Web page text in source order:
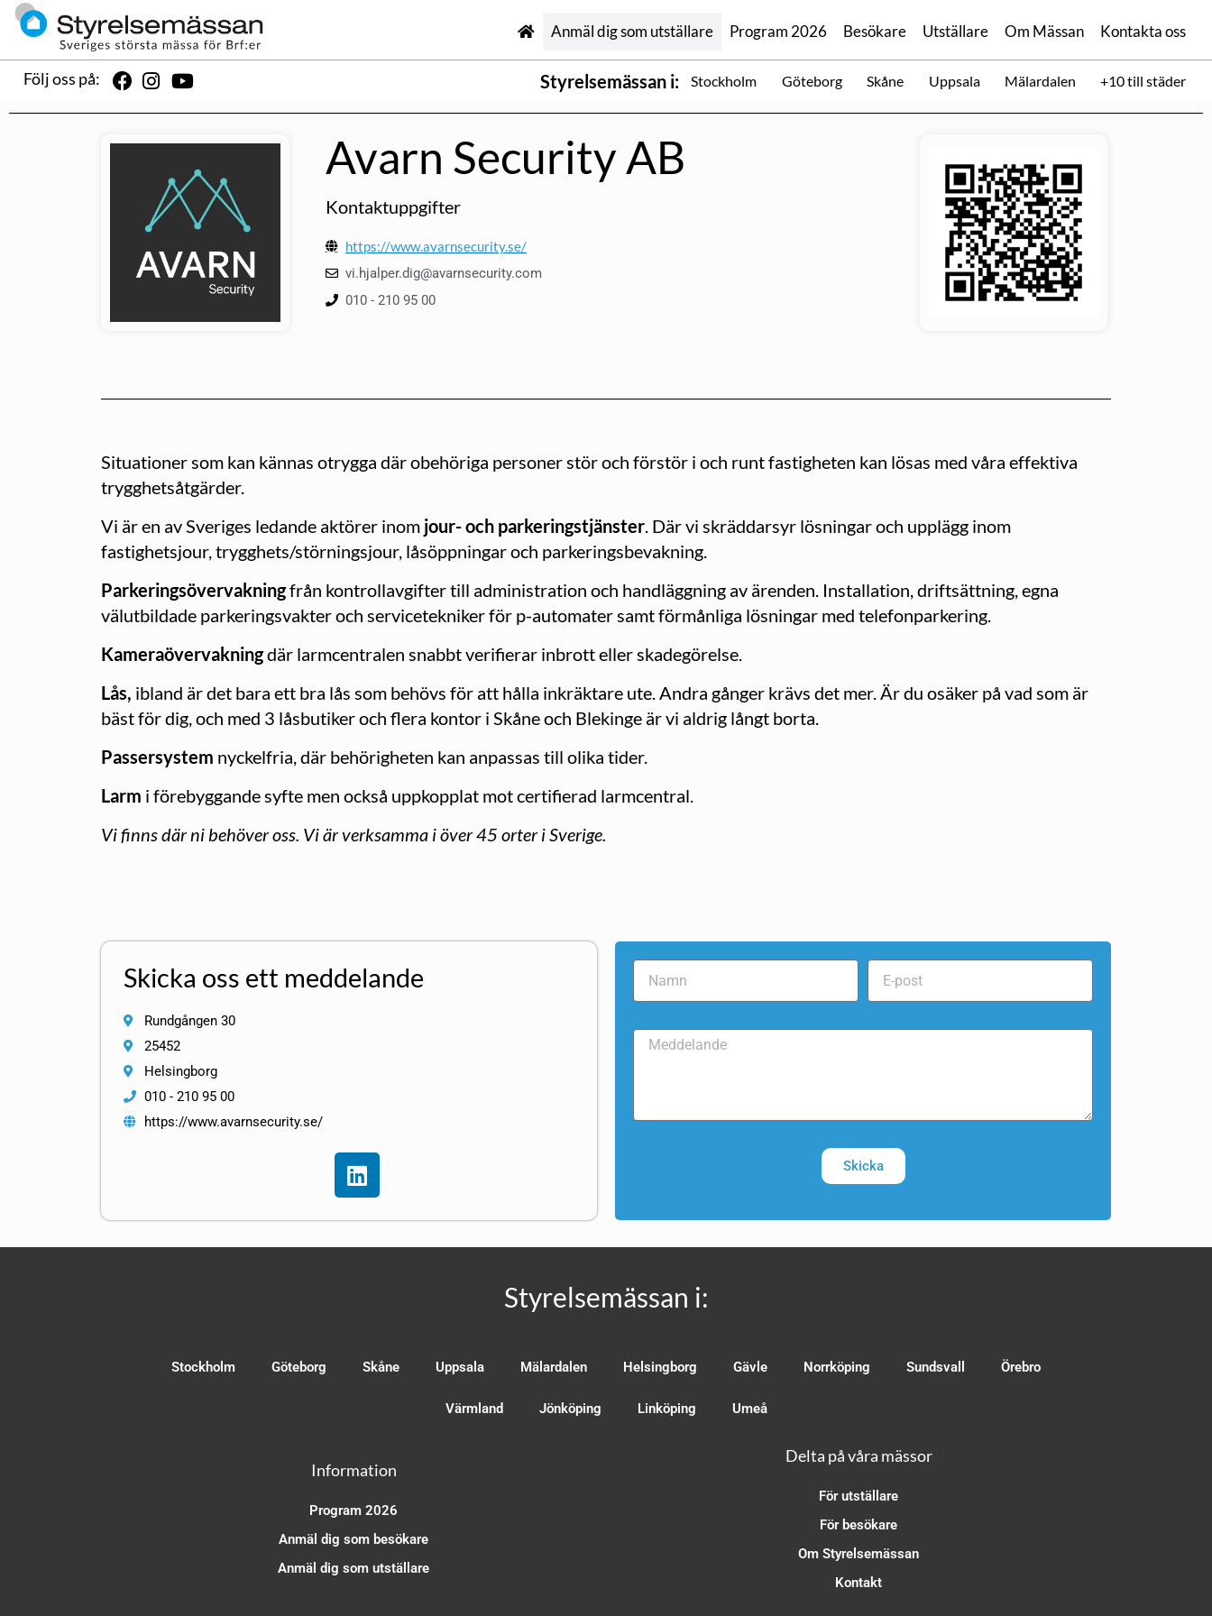
Anmäl dig som utställare Program 2026 Besökare Utställare Om Mässan Kontakta oss
Följ oss på: Styrelsemässan i: Stockholm Göteborg Skåne Uppsala Mälardalen +10 till städer
Avarn Security AB
Kontaktuppgifter
https://www.avarnsecurity.se/
vi.hjalper.dig@avarnsecurity.com
010 - 210 95 00
Situationer som kan kännas otrygga där obehöriga personer stör och förstör i och runt fastigheten kan lösas med våra effektiva
trygghetsåtgärder.
Vi är en av Sveriges ledande aktörer inom jour- och parkeringstjänster. Där vi skräddarsyr lösningar och upplägg inom
fastighetsjour, trygghets/störningsjour, låsöppningar och parkeringsbevakning.
Parkeringsövervakningfrån kontrollavgifter till administration och handläggning av ärenden. Installation, driftsättning, egna
välutbildade parkeringsvakter och servicetekniker för p-automater samt förmånliga lösningar med telefonparkering.
Kameraövervakningdär larmcentralen snabbt verifierar inbrott eller skadegörelse.
Lås, ibland är det bara ett bra lås som behövs för att hålla inkräktare ute. Andra gånger krävs det mer. Är du osäker på vad som är
bäst för dig, och med 3 låsbutiker och flera kontor i Skåne och Blekinge är vi aldrig långt borta.
Passersystem nyckelfria, där behörigheten kan anpassas till olika tider.
Larm i förebyggande syfte men också uppkopplat mot certifierad larmcentral.
Vi finns där ni behöver oss. Vi är verksamma i över 45 orter i Sverige.
Skicka oss ett meddelande
Rundgången 30
25452
Helsingborg
010 - 210 95 00
https://www.avarnsecurity.se/
Skicka
Styrelsemässan i:
Stockholm Göteborg Skåne Uppsala Mälardalen Helsingborg Gävle Norrköping Sundsvall Örebro
Värmland Jönköping Linköping Umeå
Information
Program 2026
Anmäl dig som besökare
Anmäl dig som utställare
Delta på våra mässor
För utställare
För besökare
Om Styrelsemässan
Kontakt